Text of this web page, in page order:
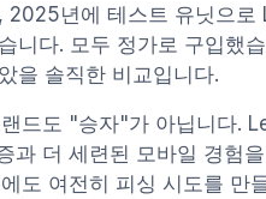
년에 테스트 유닛으로
니다. 모두 정가로 구입했
을 솔직한 비교입니다.
드도 "승자"가 아닙니다.
과 더 세련된 모바일 경험
도 여전히 피싱 시도를 만